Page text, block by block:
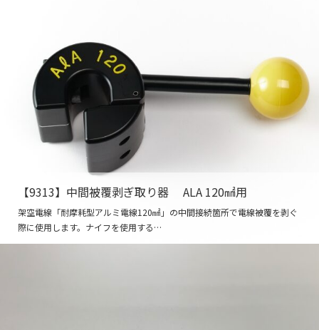
【9313】中間被覆剥ぎ取り器 ALA 120㎟用
架空電線「耐摩耗型アルミ電線120㎟」の中間接続箇所で電線被覆を剥ぐ
際に使用します。ナイフを使用する…